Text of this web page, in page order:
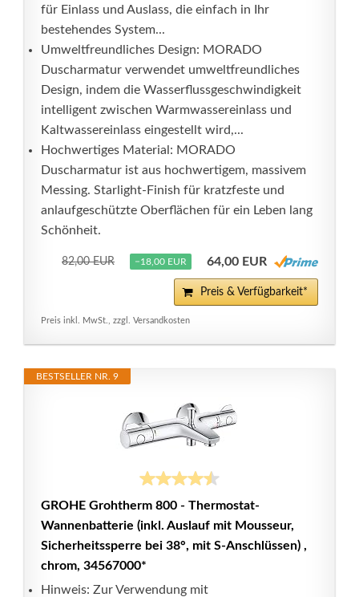
für Einlass und Auslass, die einfach in Ihr
bestehendes System...
Umweltfreundliches Design: MORADO
Duscharmatur verwendet umweltfreundliches
Design, indem die Wasserflussgeschwindigkeit
intelligent zwischen Warmwassereinlass und
Kaltwassereinlass eingestellt wird,...
Hochwertiges Material: MORADO
Duscharmatur ist aus hochwertigem, massivem
Messing. Starlight-Finish für kratzfeste und
anlaufgeschützte Oberflächen für ein Leben lang
Schönheit.
82,00 EUR −18,00 EUR 64,00 EUR
Preis & Verfügbarkeit*
Preis inkl. MwSt., zzgl. Versandkosten
BESTSELLER NR. 9
GROHE Grohtherm 800 - Thermostat-
Wannenbatterie (inkl. Auslauf mit Mousseur,
Sicherheitssperre bei 38°, mit S-Anschlüssen) ,
chrom, 34567000*
Hinweis: Zur Verwendung mit